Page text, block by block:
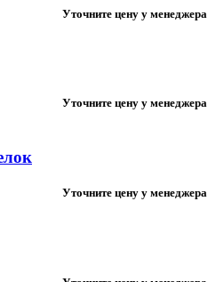
Уточните цену у менеджера
Уточните цену у менеджера
Уточните цену у менеджера